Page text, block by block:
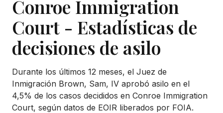
Conroe Immigration
Court - Estadísticas de
decisiones de asilo
Durante los últimos 12 meses, el Juez de
Inmigración Brown, Sam, IV aprobó asilo en el
4,5% de los casos decididos en Conroe Immigration
Court, según datos de EOIR liberados por FOIA.